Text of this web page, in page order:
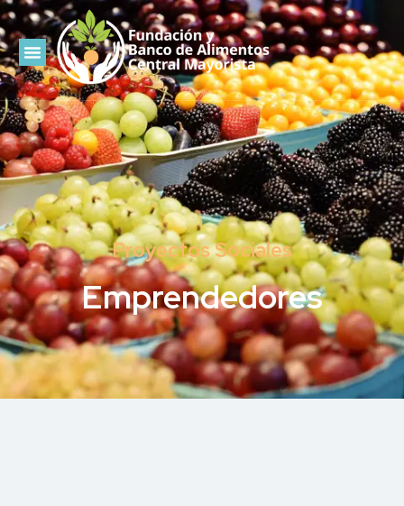
Proyectos Sociales
Emprendedores